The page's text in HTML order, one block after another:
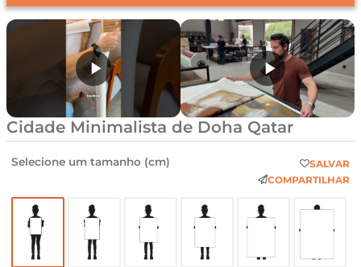
Cidade Minimalista de Doha Qatar
Selecione um tamanho (cm)
SALVAR
COMPARTILHAR